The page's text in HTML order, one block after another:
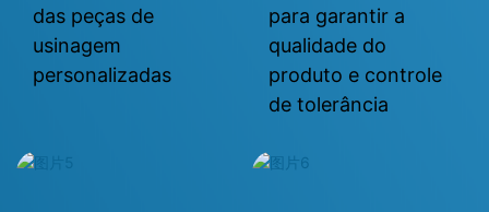
das peças de
usinagem
personalizadas
para garantir a
qualidade do
produto e controle
de tolerância